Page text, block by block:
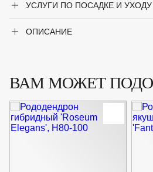
Род
Сорт
Цвет листвы
Цвет цветка
Ширина до
УСЛУГИ ПО ПОСАДКЕ И УХОДУ
ОПИСАНИЕ
ВАМ МОЖЕТ